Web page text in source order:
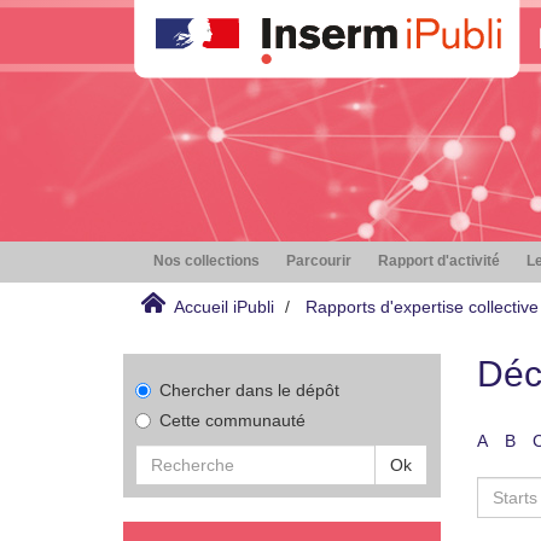
Nos collections Parcourir Rapport d'activité
Accueil iPubli Rapports d'expertise collective
Chercher dans le dépôt
Cette communauté
Ok
A B